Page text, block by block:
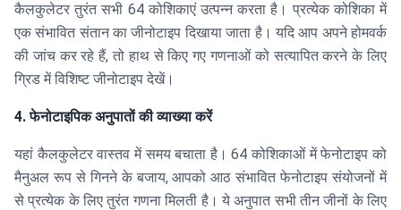
कैलकुलेटर तुरंत सभी 64 कोशिकाएं उत्पन्न करता है। प्रत्येक कोशिका में
एक संभावित संतान का जीनोटाइप दिखाया जाता है। यदि आप अपने होमवर्क
की जांच कर रहे हैं, तो हाथ से किए गए गणनाओं को सत्यापित करने के लिए
ग्रिड में विशिष्ट जीनोटाइप देखें।
4. फेनोटाइपिक अनुपातों की व्याख्या करें
यहां कैलकुलेटर वास्तव में समय बचाता है। 64 कोशिकाओं में फेनोटाइप को
मैनुअल रूप से गिनने के बजाय, आपको आठ संभावित फेनोटाइप संयोजनों में
से प्रत्येक के लिए तुरंत गणना मिलती है। ये अनुपात सभी तीन जीनों के लिए